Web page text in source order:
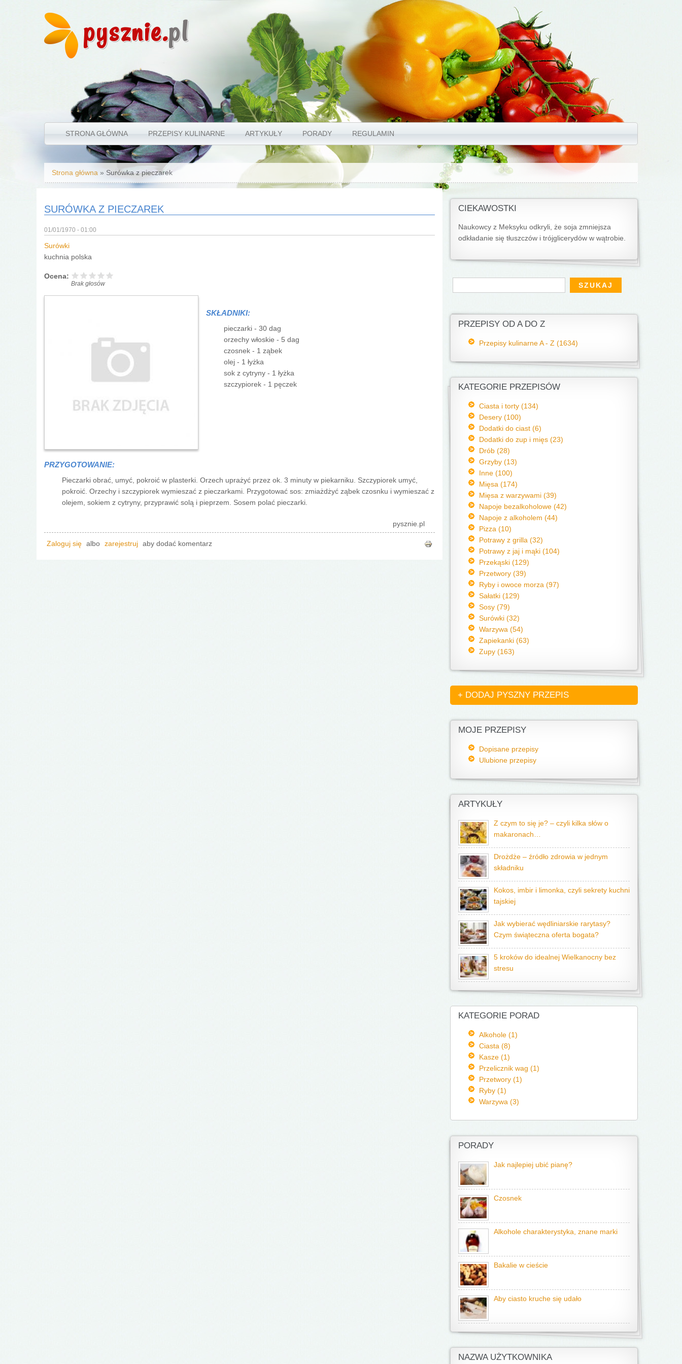
pysznie.pl
STRONA GŁÓWNA PRZEPISY KULINARNE ARTYKUŁY PORADY REGULAMIN
Jesteś tutaj
Strona główna » Surówka z pieczarek
SURÓWKA Z PIECZAREK
01/01/1970 - 01:00
Surówki
kuchnia polska
Ocena:
Brak głosów
SKŁADNIKI:
pieczarki - 30 dag
orzechy włoskie - 5 dag
czosnek - 1 ząbek
olej - 1 łyżka
sok z cytryny - 1 łyżka
szczypiorek - 1 pęczek
PRZYGOTOWANIE:
Pieczarki obrać, umyć, pokroić w plasterki. Orzech uprażyć przez ok. 3 minuty w piekarniku. Szczypiorek umyć,
pokroić. Orzechy i szczypiorek wymieszać z pieczarkami. Przygotować sos: zmiażdżyć ząbek czosnku i wymieszać z
olejem, sokiem z cytryny, przyprawić solą i pieprzem. Sosem polać pieczarki.
pysznie.pl
Zaloguj się albo zarejestruj aby dodać komentarz
CIEKAWOSTKI
Naukowcy z Meksyku odkryli, że soja zmniejsza
odkładanie się tłuszczów i trójglicerydów w wątrobie.
Formularz wyszukiwania
Szukaj
PRZEPISY OD A DO Z
Przepisy kulinarne A - Z (1634)
KATEGORIE PRZEPISÓW
Ciasta i torty (134)
Desery (100)
Dodatki do ciast (6)
Dodatki do zup i mięs (23)
Drób (28)
Grzyby (13)
Inne (100)
Mięsa (174)
Mięsa z warzywami (39)
Napoje bezalkoholowe (42)
Napoje z alkoholem (44)
Pizza (10)
Potrawy z grilla (32)
Potrawy z jaj i mąki (104)
Przekąski (129)
Przetwory (39)
Ryby i owoce morza (97)
Sałatki (129)
Sosy (79)
Surówki (32)
Warzywa (54)
Zapiekanki (63)
Zupy (163)
+ DODAJ PYSZNY PRZEPIS
MOJE PRZEPISY
Dopisane przepisy
Ulubione przepisy
ARTYKUŁY
Z czym to się je? – czyli kilka słów o
makaronach…
Drożdże – źródło zdrowia w jednym
składniku
Kokos, imbir i limonka, czyli sekrety kuchni
tajskiej
Jak wybierać wędliniarskie rarytasy?
Czym świąteczna oferta bogata?
5 kroków do idealnej Wielkanocny bez
stresu
KATEGORIE PORAD
Alkohole (1)
Ciasta (8)
Kasze (1)
Przelicznik wag (1)
Przetwory (1)
Ryby (1)
Warzywa (3)
PORADY
Jak najlepiej ubić pianę?
Czosnek
Alkohole charakterystyka, znane marki
Bakalie w cieście
Aby ciasto kruche się udało
NAZWA UŻYTKOWNIKA